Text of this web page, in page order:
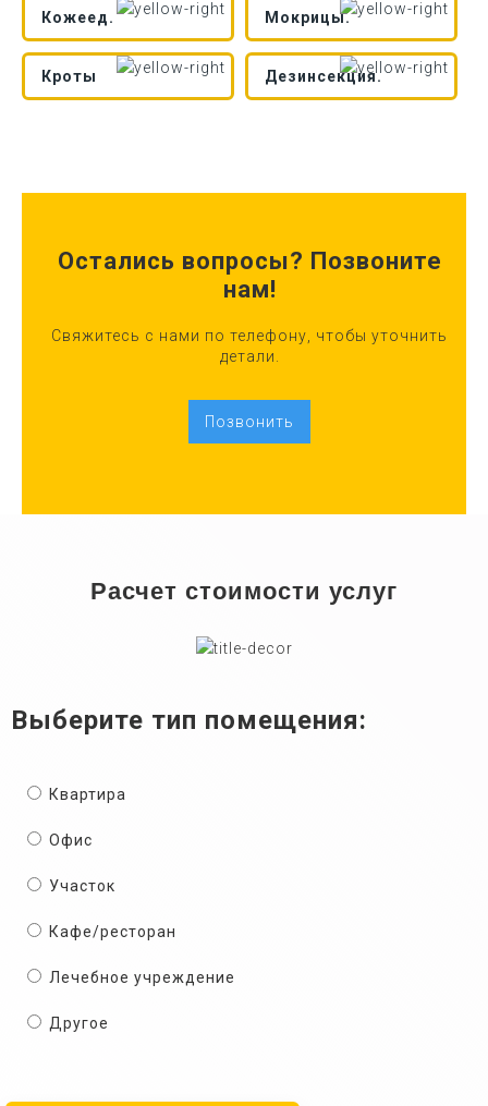
Кожеед. Мокрицы.
Кроты Дезинсекция.
Остались вопросы? Позвоните
нам!
Свяжитесь с нами по телефону, чтобы уточнить
детали.
Позвонить
Расчет стоимости услуг
Выберите тип помещения:
Квартира
Офис
Участок
Кафе/ресторан
Лечебное учреждение
Другое